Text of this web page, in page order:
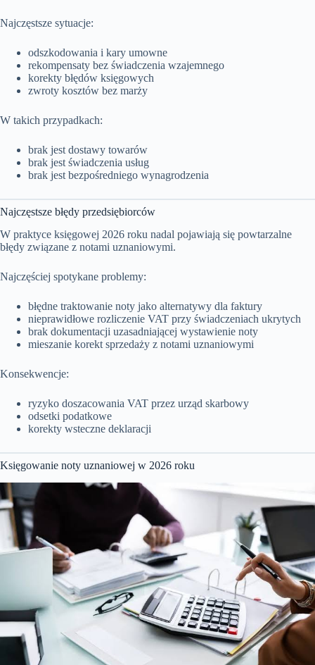
Najczęstsze sytuacje:
odszkodowania i kary umowne
rekompensaty bez świadczenia wzajemnego
korekty błędów księgowych
zwroty kosztów bez marży
W takich przypadkach:
brak jest dostawy towarów
brak jest świadczenia usług
brak jest bezpośredniego wynagrodzenia
Najczęstsze błędy przedsiębiorców
W praktyce księgowej 2026 roku nadal pojawiają się powtarzalne
błędy związane z notami uznaniowymi.
Najczęściej spotykane problemy:
błędne traktowanie noty jako alternatywy dla faktury
nieprawidłowe rozliczenie VAT przy świadczeniach ukrytych
brak dokumentacji uzasadniającej wystawienie noty
mieszanie korekt sprzedaży z notami uznaniowymi
Konsekwencje:
ryzyko doszacowania VAT przez urząd skarbowy
odsetki podatkowe
korekty wsteczne deklaracji
Księgowanie noty uznaniowej w 2026 roku